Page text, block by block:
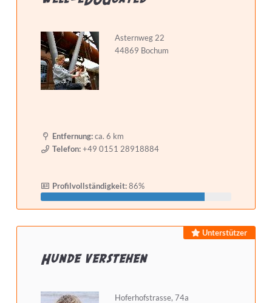
hat Zertifizierungen
hat Weiterbildungen
Selbstständig seit mindestens
Detailsuche starten
Asternweg 22
44869 Bochum
Entfernung:ca. 6 km
Telefon:+49 0151 28918884
Profilvollständigkeit:86%
Unterstützer
Hunde verstehen
Hoferhofstrasse, 74a